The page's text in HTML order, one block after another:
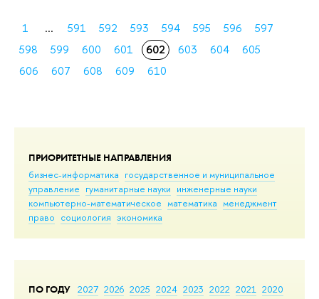
ПРИОРИТЕТНЫЕ НАПРАВЛЕНИЯ
бизнес-информатика государственное и муниципальное
управление гуманитарные науки инженерные науки
компьютерно-математическое математика менеджмент
право социология экономика
ПО ГОДУ 2027 2026 2025 2024 2023 2022 2021 2020
1 ... 591 592 593 594 595 596
597
598
599 600 601 602 603 604
605
606
607 608 609 610